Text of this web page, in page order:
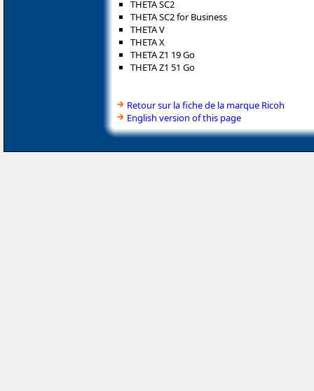
THETA SC2
THETA SC2 for Business
THETA V
THETA X
THETA Z1 19 Go
THETA Z1 51 Go
Retour sur la fiche de la marque Ricoh
English version of this page